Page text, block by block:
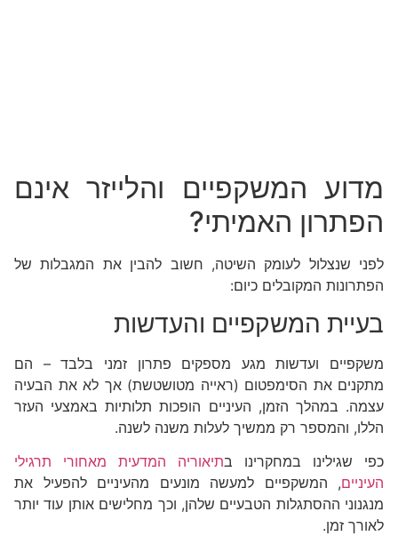
מדוע המשקפיים והלייזר אינם
הפתרון האמיתי?
לפני שנצלול לעומק השיטה, חשוב להבין את המגבלות של
הפתרונות המקובלים כיום:
בעיית המשקפיים והעדשות
משקפיים ועדשות מגע מספקים פתרון זמני בלבד – הם
מתקנים את הסימפטום (ראייה מטושטשת) אך לא את הבעיה
עצמה. במהלך הזמן, העיניים הופכות תלותיות באמצעי העזר
הללו, והמספר רק ממשיך לעלות משנה לשנה.
כפי שגילינו במחקרינו בתיאוריה המדעית מאחורי תרגילי
העיניים, המשקפיים למעשה מונעים מהעיניים להפעיל את
מנגנוני ההסתגלות הטבעיים שלהן, וכך מחלישים אותן עוד יותר
לאורך זמן.